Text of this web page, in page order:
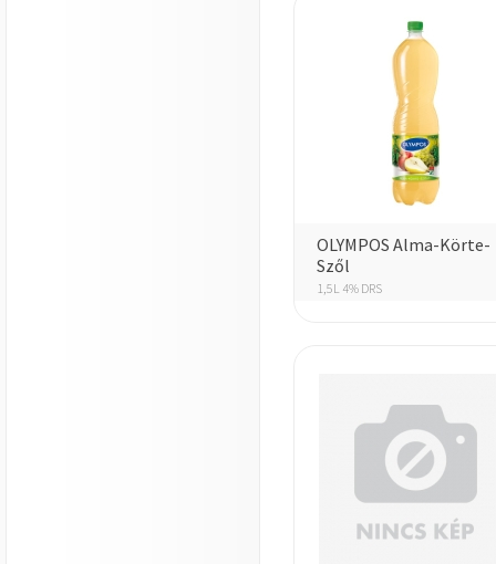
OLYMPOS Alma-Körte-
Szől
1,5L 4% DRS